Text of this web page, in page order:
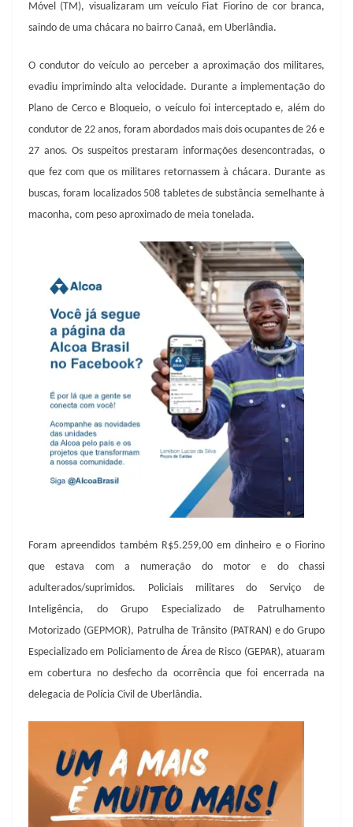
Móvel (TM), visualizaram um veículo Fiat Fiorino de cor branca,
saindo de uma chácara no bairro Canaã, em Uberlândia.
O condutor do veículo ao perceber a aproximação dos militares,
evadiu imprimindo alta velocidade. Durante a implementação do
Plano de Cerco e Bloqueio, o veículo foi interceptado e, além do
condutor de 22 anos, foram abordados mais dois ocupantes de 26 e
27 anos. Os suspeitos prestaram informações desencontradas, o
que fez com que os militares retornassem à chácara. Durante as
buscas, foram localizados 508 tabletes de substância semelhante à
maconha, com peso aproximado de meia tonelada.
Foram apreendidos também R$5.259,00 em dinheiro e o Fiorino
que estava com a numeração do motor e do chassi
adulterados/suprimidos. Policiais militares do Serviço de
Inteligência, doGrupo Especializadode Patrulhamento
Motorizado (GEPMOR), Patrulha de Trânsito (PATRAN) e do Grupo
Especializado em Policiamento de Área de Risco (GEPAR), atuaram
em cobertura no desfecho da ocorrência que foi encerrada na
delegacia de Polícia Civil de Uberlândia.